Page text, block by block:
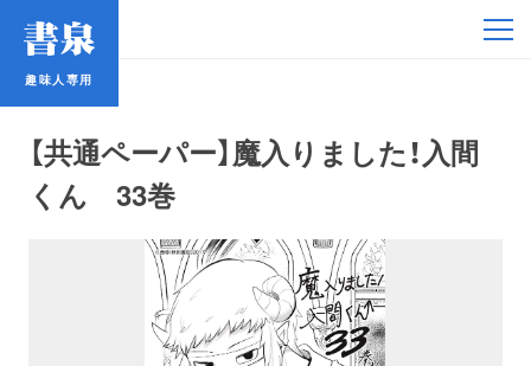
趣味人専用
【共通ペーパー】魔入りました！入間
くん 33巻
趣味人専用
アイドル
鉄道・バス